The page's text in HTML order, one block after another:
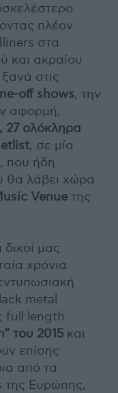
πλέον
στα
και ακραίου
στις
off shows, την
αφορμή,
27 ολόκληρα
, σε μία
που ήδη
θα λάβει χώρα
Venue της
μας
χρόνια
metal
full length
του 2015 και
επίσης
από τα
της Ευρώπης,